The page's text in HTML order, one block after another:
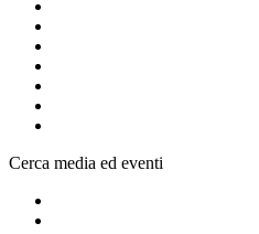
Cerca media ed eventi